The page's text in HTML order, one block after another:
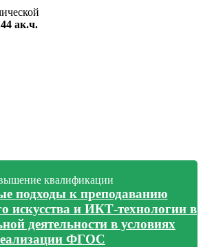
ак.ч.
квалификации
подходы к преподаванию
искусства и ИКТ-технологии в
деятельности в условиях
ФГОС